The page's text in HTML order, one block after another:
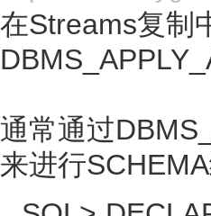
在Streams复制
通常通过
来进行